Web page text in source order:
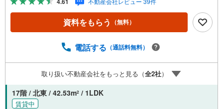
望をお伝えくださいませ。■ご見学について■【営業時間 9:
00～21:00】人気物件は特に問い合わせが集中するため、お
早めにお電話くださいませ。「室内・現地を見学する」ボ
TOHO HOUSE CLUB■弊社で売買されたお客様はTOHO H
の見直しや借り換えなど、オンラインでやりとりができま
す。■FPによるファイナンシャルライフサポート■ファイナ
ンシャルプランナーが住宅ローン、保険・税金、資産運
用、相続などの対策をアドバイスを致します。
資料をもらう （無料）
電話する （通話料無料）
取り扱い不動産会社をもっと見る（全2社）
17階 / 北東 / 42.53m2 / 1LDK
賃貸中